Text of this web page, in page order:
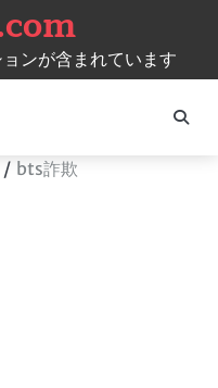
ンが含まれています
bts詐欺